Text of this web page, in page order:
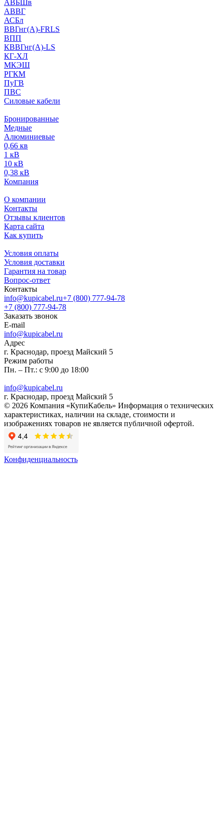
АВБШв
АВВГ
АСБл
ВВГнг(А)-FRLS
ВПП
КВВГнг(А)-LS
КГ-ХЛ
МКЭШ
РГКМ
ПуГВ
ПВС
Силовые кабели
Бронированные
Медные
Алюминиевые
0,66 кв
1 кВ
10 кВ
0,38 кВ
Компания
О компании
Контакты
Отзывы клиентов
Карта сайта
Как купить
Условия оплаты
Условия доставки
Гарантия на товар
Вопрос-ответ
Контакты
info@kupicabel.ru+7 (800) 777-94-78
+7 (800) 777-94-78
Заказать звонок
E-mail
info@kupicabel.ru
Адрес
г. Краснодар, проезд Майский 5
Режим работы
Пн. – Пт.: с 9:00 до 18:00
info@kupicabel.ru
г. Краснодар, проезд Майский 5
© 2026 Компания «КупиКабель» Информация о технических
характеристиках, наличии на складе, стоимости и
изображениях товаров не является публичной офертой.
Конфиденциальность